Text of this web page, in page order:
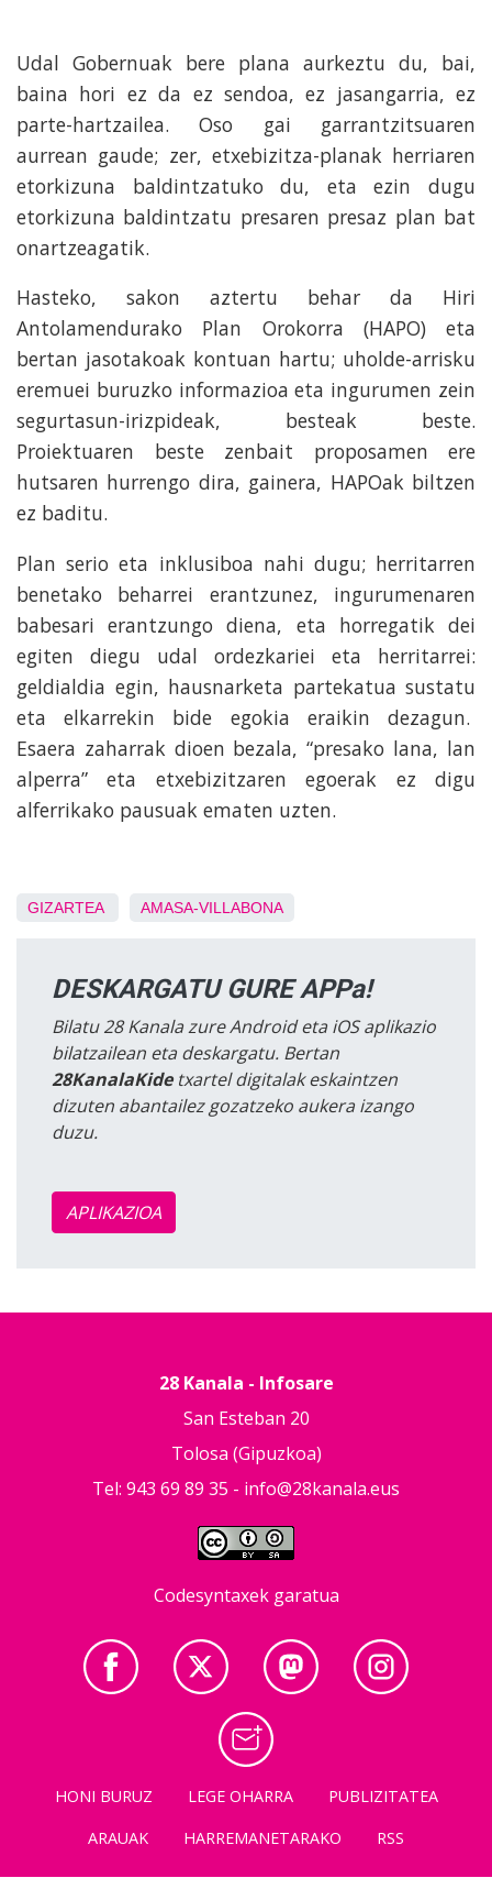
Udal Gobernuak bere plana aurkeztu du, bai,
baina hori ez da ez sendoa, ez jasangarria, ez
parte-hartzailea. Oso gai garrantzitsuaren
aurrean gaude; zer, etxebizitza-planak herriaren
etorkizuna baldintzatuko du, eta ezin dugu
etorkizuna baldintzatu presaren presaz plan bat
onartzeagatik.
Hasteko, sakon aztertu behar da Hiri
Antolamendurako Plan Orokorra (HAPO) eta
bertan jasotakoak kontuan hartu; uholde-arrisku
eremuei buruzko informazioa eta ingurumen zein
segurtasun-irizpideak, besteak beste.
Proiektuaren beste zenbait proposamen ere
hutsaren hurrengo dira, gainera, HAPOak biltzen
ez baditu.
Plan serio eta inklusiboa nahi dugu; herritarren
benetako beharrei erantzunez, ingurumenaren
babesari erantzungo diena, eta horregatik dei
egiten diegu udal ordezkariei eta herritarrei:
geldialdia egin, hausnarketa partekatua sustatu
eta elkarrekin bide egokia eraikin dezagun.
Esaera zaharrak dioen bezala, “presako lana, lan
alperra” eta etxebizitzaren egoerak ez digu
alferrikako pausuak ematen uzten.
GIZARTEA AMASA-VILLABONA
DESKARGATU GURE APPa!
Bilatu 28 Kanala zure Android eta iOS aplikazio
bilatzailean eta deskargatu. Bertan
28KanalaKidetxartel digitalak eskaintzen
dizuten abantailez gozatzeko aukera izango
duzu.
APLIKAZIOA
28 Kanala - Infosare
San Esteban 20
Tolosa (Gipuzkoa)
Tel: 943 69 89 35 - info@28kanala.eus
Codesyntaxek garatua
HONI BURUZ LEGE OHARRA
PUBLIZITATEA
ARAUAK
HARREMANETARAKO RSS